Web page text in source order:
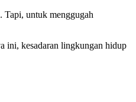
Tapi, untuk menggugah
ini, kesadaran lingkungan hidup